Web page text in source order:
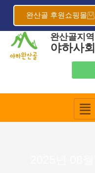
완산골 후원쇼핑몰
완산골지
야하사